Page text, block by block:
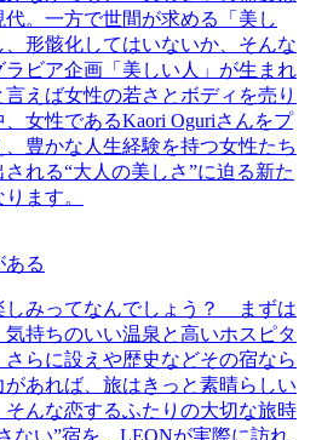
。一方で世間が求める「美し
形骸化してはいないか、そんな
ビア企画「美しい人」が生まれ
えば女性の若さとボディを売り
女性であるKaori Oguriさんをプ
、豊かな人生経験を持つ女性たち
れる“大人の美しさ”に迫る新た
ます。
ある
しみってなんでしょう？ まずは
持ちのいい温泉と高いホスピタ
さらに設えや歴史などその宿なら
あれば、旅はきっと素晴らしい
んな恋するふたりの大切な旅時